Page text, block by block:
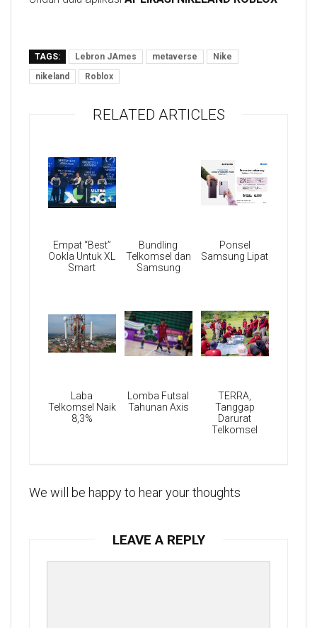
TAGS: Lebron JAmes metaverse
Nike
nikeland
Roblox
RELATED ARTICLES
Empat “Best”
Ookla Untuk XL
Smart
Bundling
Telkomsel dan
Samsung
Ponsel
Samsung Lipat
Laba
Telkomsel Naik
8,3%
Lomba Futsal
Tahunan Axis
TERRA,
Tanggap
Darurat
Telkomsel
We will be happy to hear your thoughts
LEAVE A REPLY